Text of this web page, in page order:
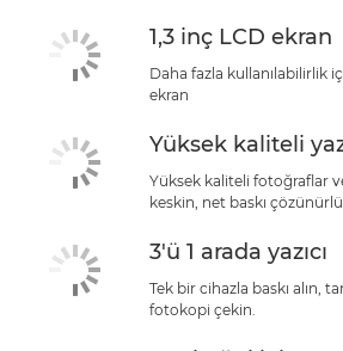
1,3 inç LCD ekran
Daha fazla kullanılabilirlik
ekran
Yüksek kaliteli
Yüksek kaliteli fotoğraflar
keskin, net baskı
3'ü 1 arada yazıcı
Tek bir cihazla baskı alın,
fotokopi çekin.